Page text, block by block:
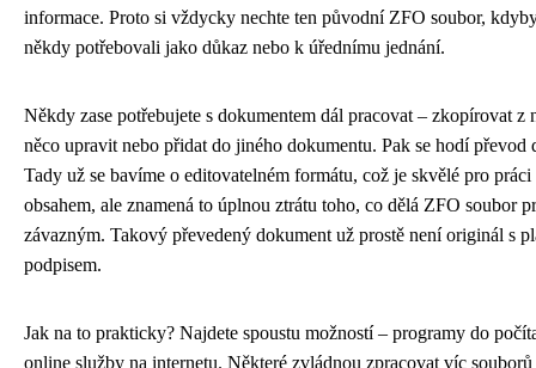
informace. Proto si vždycky nechte ten původní ZFO soubor,
někdy potřebovali jako důkaz nebo k úřednímu jednání.
Někdy zase potřebujete s dokumentem dál pracovat – zkopírovat z
něco upravit nebo přidat do jiného dokumentu. Pak se hodí převod
Tady už se bavíme o editovatelném formátu, což je skvělé pro práci
obsahem, ale znamená to úplnou ztrátu toho, co dělá ZFO soubor
závazným. Takový převedený dokument už prostě není originál s
podpisem.
Jak na to prakticky? Najdete spoustu možností – programy do
online služby na internetu. Některé zvládnou zpracovat víc